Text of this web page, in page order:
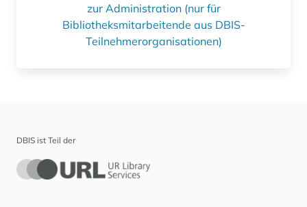
zur Administration (nur für
Bibliotheksmitarbeitende aus DBIS-
Teilnehmerorganisationen)
DBIS ist Teil der